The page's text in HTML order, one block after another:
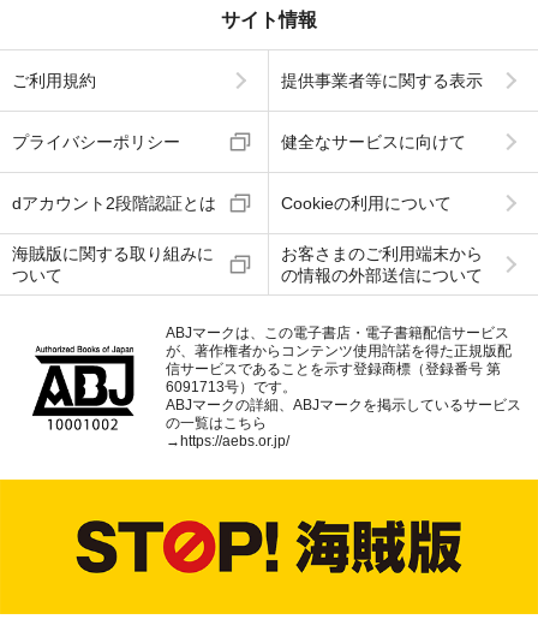
サイト情報
ご利用規約 提供事業者等に関する表示
プライバシーポリシー 健全なサービスに向けて
dアカウント2段階認証とは Cookieの利用について
海賊版に関する取り組みに
ついて
お客さまのご利用端末から
の情報の外部送信について
ABJマークは、この電子書店・電子書籍配信サービス
が、著作権者からコンテンツ使用許諾を得た正規版配
信サービスであることを示す登録商標（登録番号 第
6091713号）です。
ABJマークの詳細、ABJマークを掲示しているサービス
の一覧はこちら
→ https://aebs.or.jp/